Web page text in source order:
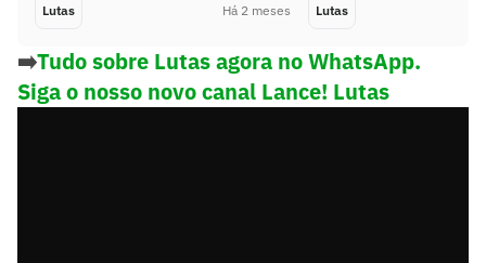
Lutas Há 2 meses Lutas
➡️Tudo sobre Lutas agora no WhatsApp.
Siga o nosso novo canal Lance! Lutas